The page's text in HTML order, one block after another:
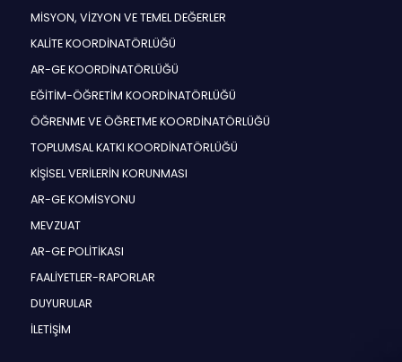
MİSYON, VİZYON VE TEMEL DEĞERLER
KALİTE KOORDİNATÖRLÜĞÜ
AR-GE KOORDİNATÖRLÜĞÜ
EĞİTİM-ÖĞRETİM KOORDİNATÖRLÜĞÜ
ÖĞRENME VE ÖĞRETME KOORDİNATÖRLÜĞÜ
TOPLUMSAL KATKI KOORDİNATÖRLÜĞÜ
KİŞİSEL VERİLERİN KORUNMASI
AR-GE KOMİSYONU
MEVZUAT
AR-GE POLİTİKASI
FAALİYETLER-RAPORLAR
DUYURULAR
İLETİŞİM